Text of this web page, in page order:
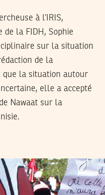
à l’IRIS,
la FIDH, Sophie
sur la situation
de la
que la situation autour
elle a accepté
Nawaat sur la